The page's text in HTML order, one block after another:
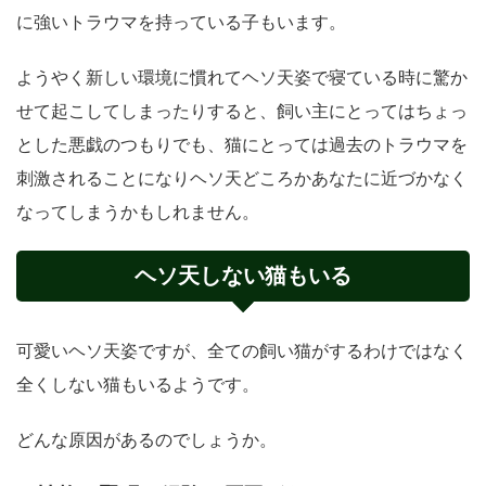
に強いトラウマを持っている子もいます。
ようやく新しい環境に慣れてヘソ天姿で寝ている時に驚か
せて起こしてしまったりすると、飼い主にとってはちょっ
とした悪戯のつもりでも、猫にとっては過去のトラウマを
刺激されることになりヘソ天どころかあなたに近づかなく
なってしまうかもしれません。
ヘソ天しない猫もいる
可愛いヘソ天姿ですが、全ての飼い猫がするわけではなく
全くしない猫もいるようです。
どんな原因があるのでしょうか。